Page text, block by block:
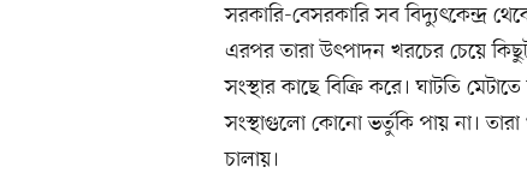
সরকারি-বেসরকারি সব বিদ্যুৎকেন্দ্র
এরপর তারা উৎপাদন খরচের চেয়ে
সংস্থার কাছে বিক্রি করে। ঘাটতি
সংস্থাগুলো কোনো ভর্তুকি পায় না। তারা
চালায়।